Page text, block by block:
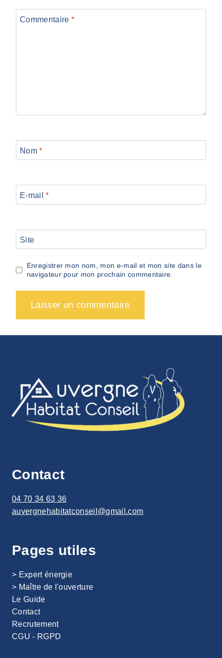
Commentaire *
Nom*
E-mail*
Site
Enregistrer mon nom, mon e-mail et mon site dans le
navigateur pour mon prochain commentaire.
Contact
04 70 34 63 36
auvergnehabitatconseil@gmail.com
Pages utiles
> Expert énergie
> Maître de l'ouverture
Le Guide
Contact
Recrutement
CGU - RGPD